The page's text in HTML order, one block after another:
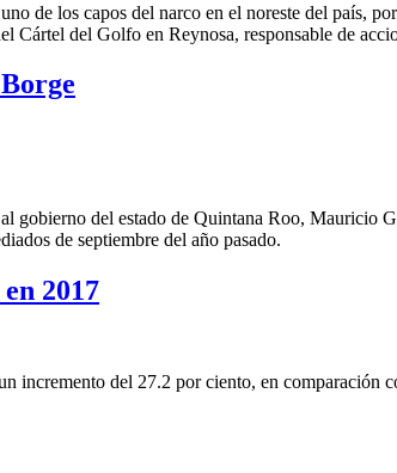
de los capos del narco en el noreste del país,
Cártel del Golfo en Reynosa, responsable de
gobierno del estado de Quintana Roo,
de septiembre del año pasado.
2017
incremento del 27.2 por ciento, en comparación